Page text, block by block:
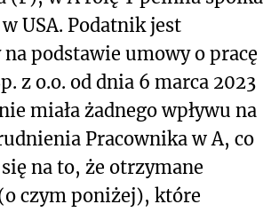
USA. Podatnik jest
podstawie umowy o pracę
z o.o. od dnia 6 marca 2023
miała żadnego wpływu na
Pracownika w A, co
się na to, że otrzymane
czym poniżej), które